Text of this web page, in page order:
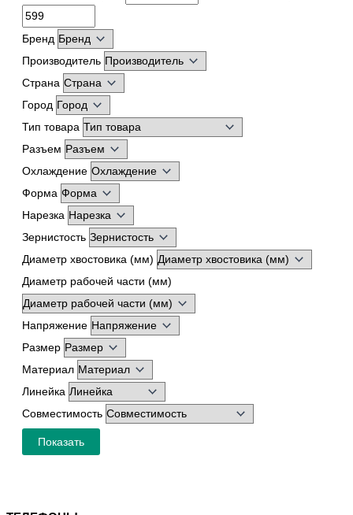
Бренд
Производитель
Страна
Город
Тип товара
Разъем
Охлаждение
Форма
Нарезка
Зернистость
Диаметр хвостовика (мм)
Диаметр рабочей части (мм)
Напряжение
Размер
Материал
Линейка
Совместимость
Показать